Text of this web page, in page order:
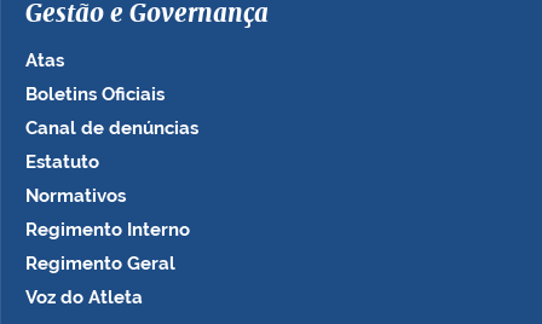
Gestão e Governança
Atas
Boletins Oficiais
Canal de denúncias
Estatuto
Normativos
Regimento Interno
Regimento Geral
Voz do Atleta